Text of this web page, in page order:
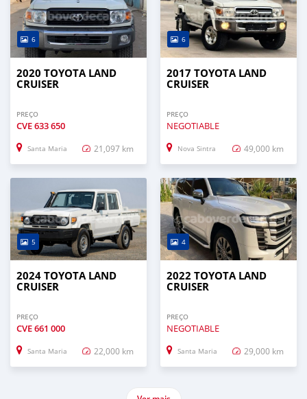
6
2020 TOYOTA LAND
CRUISER
PREÇO
CVE633 650
Santa Maria 21,097 km
6
2017 TOYOTA LAND
CRUISER
PREÇO
NEGOTIABLE
Nova Sintra 49,000 km
5
2024 TOYOTA LAND
CRUISER
PREÇO
CVE661 000
Santa Maria 22,000 km
4
2022 TOYOTA LAND
CRUISER
PREÇO
NEGOTIABLE
Santa Maria 29,000 km